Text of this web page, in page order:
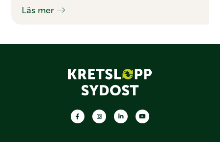
Läs mer
Facebook Instagram LinkedIn